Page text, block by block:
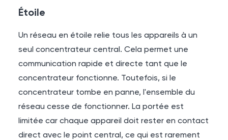
Étoile
Un réseau en étoile relie tous les appareils à un
seul concentrateur central. Cela permet une
communication rapide et directe tant que le
concentrateur fonctionne. Toutefois, si le
concentrateur tombe en panne, l'ensemble du
réseau cesse de fonctionner. La portée est
limitée car chaque appareil doit rester en contact
direct avec le point central, ce qui est rarement